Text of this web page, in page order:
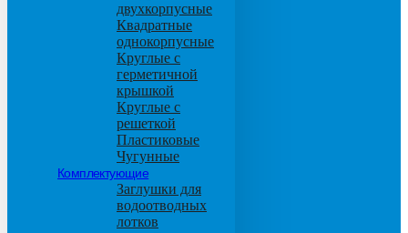
двухкорпусные
Квадратные
однокорпусные
Круглые с
герметичной
крышкой
Круглые с
решеткой
Пластиковые
Чугунные
Комплектующие
Заглушки для
водоотводных
лотков